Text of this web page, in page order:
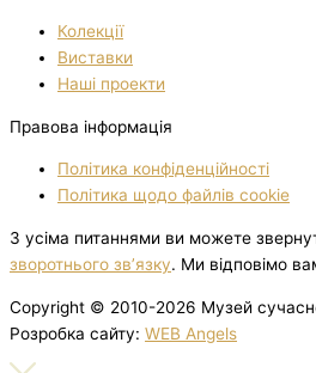
Колекції
Виставки
Нашi проекти
Правова інформація
Політика конфіденційності
Політика щодо файлів cookie
З усіма питаннями ви можете
зворотнього зв’язку. Ми відповімо
Copyright © 2010-2026 Музей
Розробка сайту: WEB Angels